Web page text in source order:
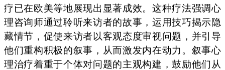
疗已在欧美等地展现出显著成效。这种疗法强调心
理咨询师通过聆听来访者的故事，运用技巧揭示隐
藏情节，促使来访者以客观态度审视问题，并引导
他们重构积极的叙事，从而激发内在动力。叙事心
理治疗着重于个体对问题的主观构建，鼓励他们从